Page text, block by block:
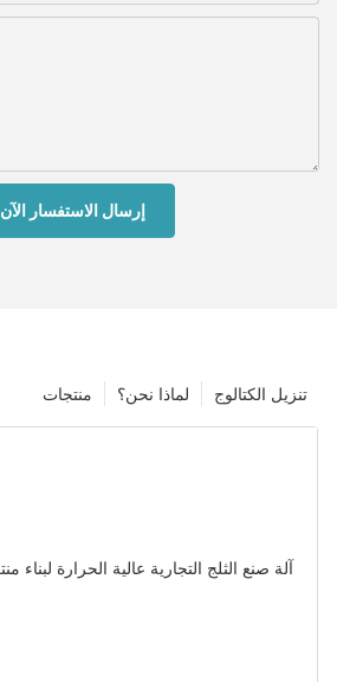
إرسال الاستفسار الآن
تنزيل الكتالوج لماذا نحن؟ منتجات